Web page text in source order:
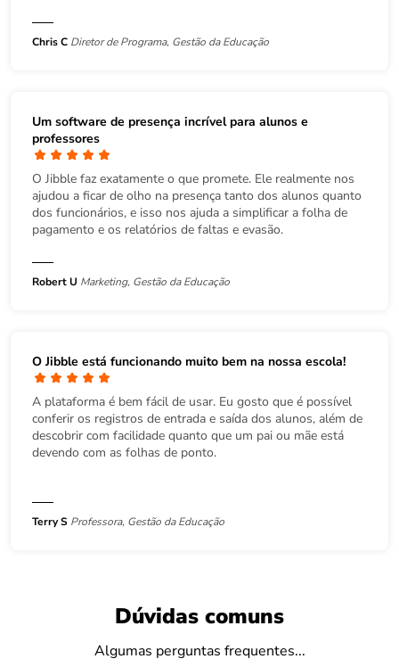
Chris C Diretor de Programa, Gestão da Educação
Um software de presença incrível para alunos e
professores
O Jibble faz exatamente o que promete. Ele realmente nos
ajudou a ficar de olho na presença tanto dos alunos quanto
dos funcionários, e isso nos ajuda a simplificar a folha de
pagamento e os relatórios de faltas e evasão.
Robert U Marketing, Gestão da Educação
O Jibble está funcionando muito bem na nossa escola!
A plataforma é bem fácil de usar. Eu gosto que é possível
conferir os registros de entrada e saída dos alunos, além de
descobrir com facilidade quanto que um pai ou mãe está
devendo com as folhas de ponto.
Terry S Professora, Gestão da Educação
Dúvidas comuns
Algumas perguntas frequentes...